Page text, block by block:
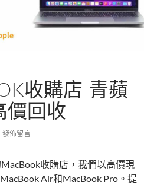
收購店-青蘋
價回收
發佈留言
收購店，我們以高價現
Air和MacBook Pro。提